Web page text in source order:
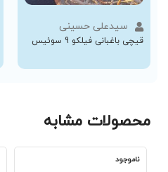
سیدعلی حسینی
قیچی باغبانی فیلکو 9 سوئیس
محصولات مشابه
ناموجود